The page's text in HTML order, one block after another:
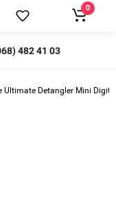
482 41 03
0
Ultimate Detangler Mini